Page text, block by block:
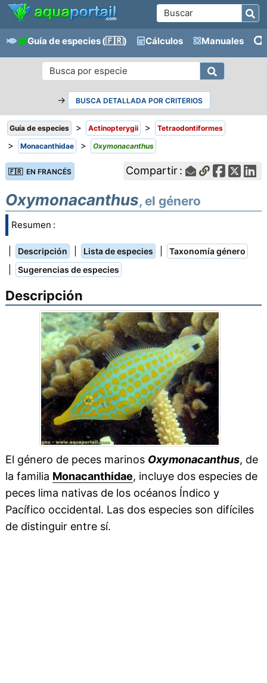
Guía de especies(🇫🇷) Cálculos Manuales
→ BUSCA DETALLADA POR CRITERIOS
Guía de especies > Actinopterygii > Tetraodontiformes
> Monacanthidae > Oxymonacanthus
🇫🇷 EN FRANCÉS Compartir :
Oxymonacanthus, el género
Resumen :
Descripción Lista de especies Taxonomía género
Sugerencias de especies
Descripción
El género de peces marinos Oxymonacanthus, de
la familia Monacanthidae, incluye dos especies de
peces lima nativas de los océanos Índico y
Pacífico occidental. Las dos especies son difíciles
de distinguir entre sí.